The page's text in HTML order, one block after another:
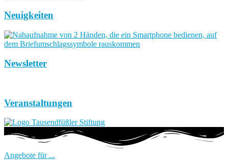
Neuigkeiten
Newsletter
Veranstaltungen
Angebote für ...